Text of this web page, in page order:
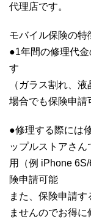
代理店です。
モバイル保険の特
●1年間の修理代
す
（ガラス割れ、
場合でも保険申請
●修理する際には
ップルストアさ
用（例 iPhone
険申請可能
また、保険申請
ませんのでお得に